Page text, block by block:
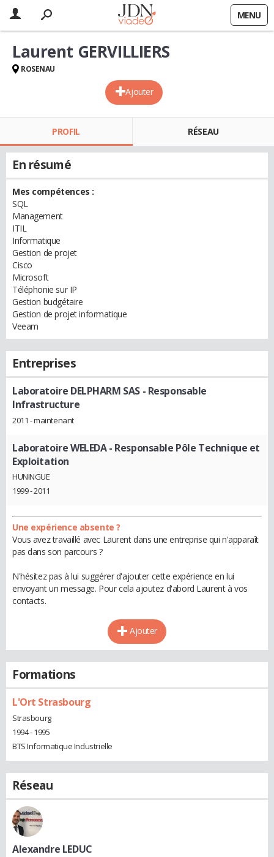
MENU
Ajouter
Laurent GERVILLIERS
ROSENAU
PROFIL RÉSEAU
En résumé
Mes compétences :
SQL
Management
ITIL
Informatique
Gestion de projet
Cisco
Microsoft
Téléphonie sur IP
Gestion budgétaire
Gestion de projet informatique
Veeam
Entreprises
Laboratoire DELPHARM SAS- Responsable
Infrastructure
2011 - maintenant
Laboratoire WELEDA- Responsable Pôle Technique et
Exploitation
HUNINGUE
1999 - 2011
Une expérience absente ?
Vous avez travaillé avec Laurent dans une entreprise qui n'apparaît
pas dans son parcours ?
N'hésitez pas à lui suggérer d'ajouter cette expérience en lui
envoyant un message. Pour cela ajoutez d'abord Laurent à vos
contacts.
Ajouter
Formations
L'Ort Strasbourg
Strasbourg
1994 - 1995
BTS Informatique Industrielle
Réseau
Alexandre LEDUC